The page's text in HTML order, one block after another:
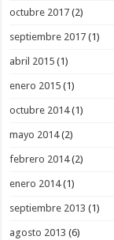
octubre 2017 (2)
septiembre 2017 (1)
abril 2015 (1)
enero 2015 (1)
octubre 2014(1)
mayo 2014(2)
febrero 2014(2)
enero 2014(1)
septiembre 2013 (1)
agosto 2013 (6)